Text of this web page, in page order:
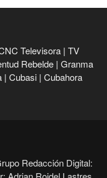
Televisora | TV
Rebelde | Granma
| Cubasi | Cubahora
Redacción Digital: